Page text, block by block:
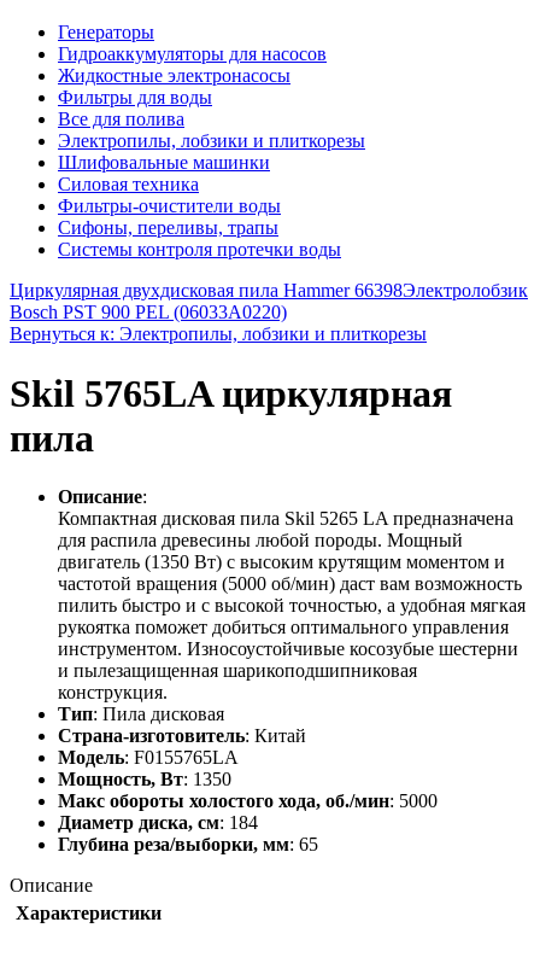
Генераторы
Гидроаккумуляторы для насосов
Жидкостные электронасосы
Фильтры для воды
Все для полива
Электропилы, лобзики и плиткорезы
Шлифовальные машинки
Силовая техника
Фильтры-очистители воды
Сифоны, переливы, трапы
Системы контроля протечки воды
Циркулярная двухдисковая пила Hammer 66398Электролобзик
Bosch PST 900 PEL (06033A0220)
Вернуться к: Электропилы, лобзики и плиткорезы
Skil 5765LA циркулярная
пила
Описание:
Компактная дисковая пила Skil 5265 LA предназначена
для распила древесины любой породы. Мощный
двигатель (1350 Вт) с высоким крутящим моментом и
частотой вращения (5000 об/мин) даст вам возможность
пилить быстро и с высокой точностью, а удобная мягкая
рукоятка поможет добиться оптимального управления
инструментом. Износоустойчивые косозубые шестерни
и пылезащищенная шарикоподшипниковая
конструкция.
Тип: Пила дисковая
Страна-изготовитель: Китай
Модель: F0155765LA
Мощность, Вт: 1350
Макс обороты холостого хода, об./мин: 5000
Диаметр диска, см: 184
Глубина реза/выборки, мм: 65
Описание
Характеристики